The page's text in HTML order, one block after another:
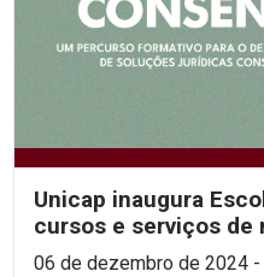
Unicap inaugura
cursos e serviços de
de conflitos...
06 de dezembro de 2024 -